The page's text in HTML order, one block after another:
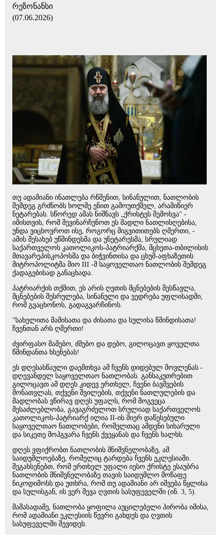
რეზონანსი
(07.06.2026)
თუ ადამიანი ინათლება რწმენით, სინანულით, ნათლობის
შემდეგ გრძნობს ხოლმე ენით გამოუთქმელ, არამიწიერ
ნეტარებას. სწორედ ამას ნიშნავს „ქრისტეს შემოსვა" -
იმისთვის, რომ შევინარჩუნოთ ეს მადლი ნათლისღებისა,
უნდა ვიცხოვროთ ისე, როგორც მიგვითითებს ღმერთი, -
ამის შესახებ უწმინდესმა და უნეტარესმა, სრულიად
საქართველოს კათოლიკოს-პატრიარქმა, მცხეთა-თბილისის
მთავარეპისკოპოსმა და ბიჭვინთისა და ცხუმ-აფხაზეთის
მიტროპოლიტმა შიო III -მ საყოველთაო ნათლობის შემდეგ
ქადაგებისად განაცხადა.
პატრიარქის თქმით, ეს არის ღვთის მცნებების შესწავლა,
მცნებების შესრულება, სინანული და ვედრება უფლისადმი,
რომ გვაცხონოს, გადაგვარჩინოს.
"სახელითა მამისათა და ძისათა და სულისა წმინდისათა!
ჩვენთან არს ღმერთი!
ძვირფასო მამებო, ძმებო და დებო, გილოცავთ ყოველთა
წმინდანთა ხსენებას!
ეს დღესასწაული დაემთხვა ამ ჩვენს დიდებულ მოვლენას -
დღევანდელ საყოველთაო ნათლობას. განსაკუთრებით
გილოცავთ ამ დღეს კიდევ ერთხელ, ჩვენი ბავშვების
მონათვლას, თქვენი შვილების, თქვენი ნათლულების და
მადლობას ვწირავ დღეს უფალს, რომ მოგვეცა
შესაძლებლობა, გავაგრძელოთ სრულიად საქართველოს
კათოლიკოს-პატრიარქ ილია II-ის მიერ დაწესებული
საყოველთაო ნათლობები, რომელთაც ამდენი სიხარული
და სიკეთე მოჰგვარა ჩვენს ქვეყანას და ჩვენს ხალხს.
დღეს ვფიქრობთ ნათლობის მნიშვნელობაზე, ამ
საიდუმლოებაზე, რომელიც ტარდება ჩვენს ეკლესიაში.
შეგახსენებთ, რომ ერთხელ უფალი იესო ქრისტე ესაუბრა
ნათლობის მნიშვნელობაზე თავის საიდუმლო მოწაფე
ნიკოდიმოსს და უთხრა, რომ თუ ადამიანი არ იშვება წყლისა
და სულისგან, ის ვერ შევა ღვთის სასუფეველში (ინ. 3, 5).
მაშასადამე, ნათლობა ყოფილა აუცილებელი პირობა იმისა,
რომ ადამიანი ეკლესიის წევრი გახდეს და ღვთის
სასუფეველში შევიდეს.